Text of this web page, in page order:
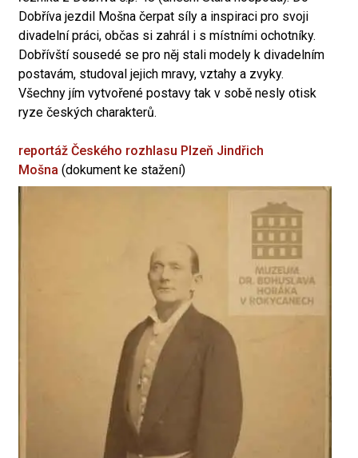
Dobříva jezdil Mošna čerpat síly a inspiraci pro svoji
divadelní práci, občas si zahrál i s místními ochotníky.
Dobřívští sousedé se pro něj stali modely k divadelním
postavám, studoval jejich mravy, vztahy a zvyky.
Všechny jím vytvořené postavy tak v sobě nesly otisk
ryze českých charakterů.
reportáž Českého rozhlasu Plzeň Jindřich
Mošna (dokument ke stažení)